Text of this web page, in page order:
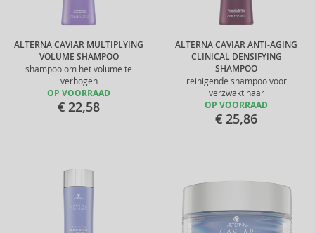
ALTERNA CAVIAR MULTIPLYING
VOLUME SHAMPOO
shampoo om het volume te
verhogen
OP VOORRAAD
€ 22,58
ALTERNA CAVIAR ANTI-AGING
CLINICAL DENSIFYING
SHAMPOO
reinigende shampoo voor
verzwakt haar
OP VOORRAAD
€ 25,86